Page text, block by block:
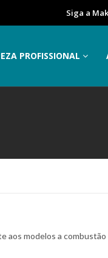
Siga a
PROFISSIONAL
modelos a combustão